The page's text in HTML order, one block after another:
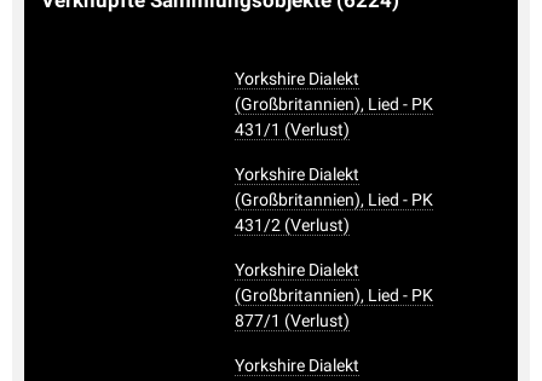
Yorkshire Dialekt
(Großbritannien), Lied - PK
431/1 (Verlust)
Yorkshire Dialekt
(Großbritannien), Lied - PK
431/2 (Verlust)
Yorkshire Dialekt
(Großbritannien), Lied - PK
877/1 (Verlust)
Yorkshire Dialekt